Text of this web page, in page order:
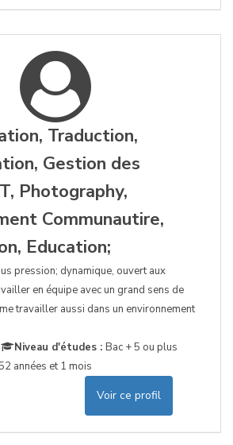
Traduction,
Gestion des
Photography,
Communautire,
Education;
pression; dynamique, ouvert aux
en équipe avec un grand sens de
travailler aussi dans un environnement
Niveau d'études : Bac + 5 ou plus
années et 1 mois
Voir ce profil